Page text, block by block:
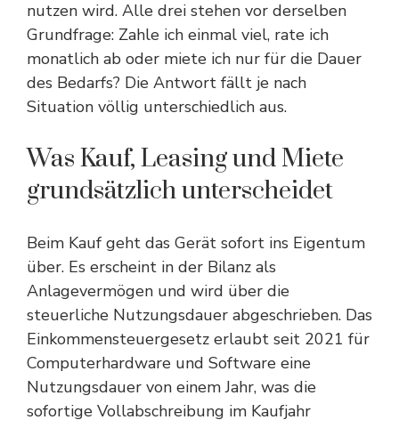
nutzen wird. Alle drei stehen vor derselben
Grundfrage: Zahle ich einmal viel, rate ich
monatlich ab oder miete ich nur für die Dauer
des Bedarfs? Die Antwort fällt je nach
Situation völlig unterschiedlich aus.
Was Kauf, Leasing und Miete
grundsätzlich unterscheidet
Beim Kauf geht das Gerät sofort ins Eigentum
über. Es erscheint in der Bilanz als
Anlagevermögen und wird über die
steuerliche Nutzungsdauer abgeschrieben. Das
Einkommensteuergesetz erlaubt seit 2021 für
Computerhardware und Software eine
Nutzungsdauer von einem Jahr, was die
sofortige Vollabschreibung im Kaufjahr